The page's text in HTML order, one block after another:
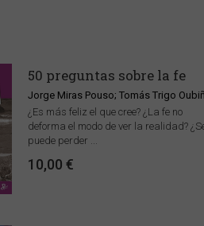
50 preguntas sobre la fe
Jorge Miras Pouso; Tomás Trigo
¿Es más feliz el que cree? ¿La fe no
deforma el modo de ver la realidad?
puede perder ...
10,00 €